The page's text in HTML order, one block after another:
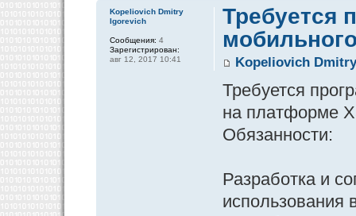
Требуется
Kopeliovich
Требуется
на платформе
Обязанности:
Разработка и
использования
Kopeliovich Dmitry
Igorevich
Сообщения: 4
Зарегистрирован:
авг 12, 2017 10:41